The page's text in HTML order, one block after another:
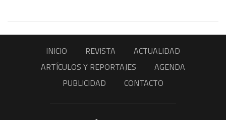
INICIO REVISTA
ACTUALIDAD
ARTÍCULOS Y REPORTAJES
AGENDA
PUBLICIDAD
CONTACTO